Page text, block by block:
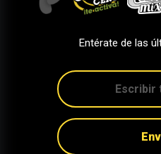
Entérate de las